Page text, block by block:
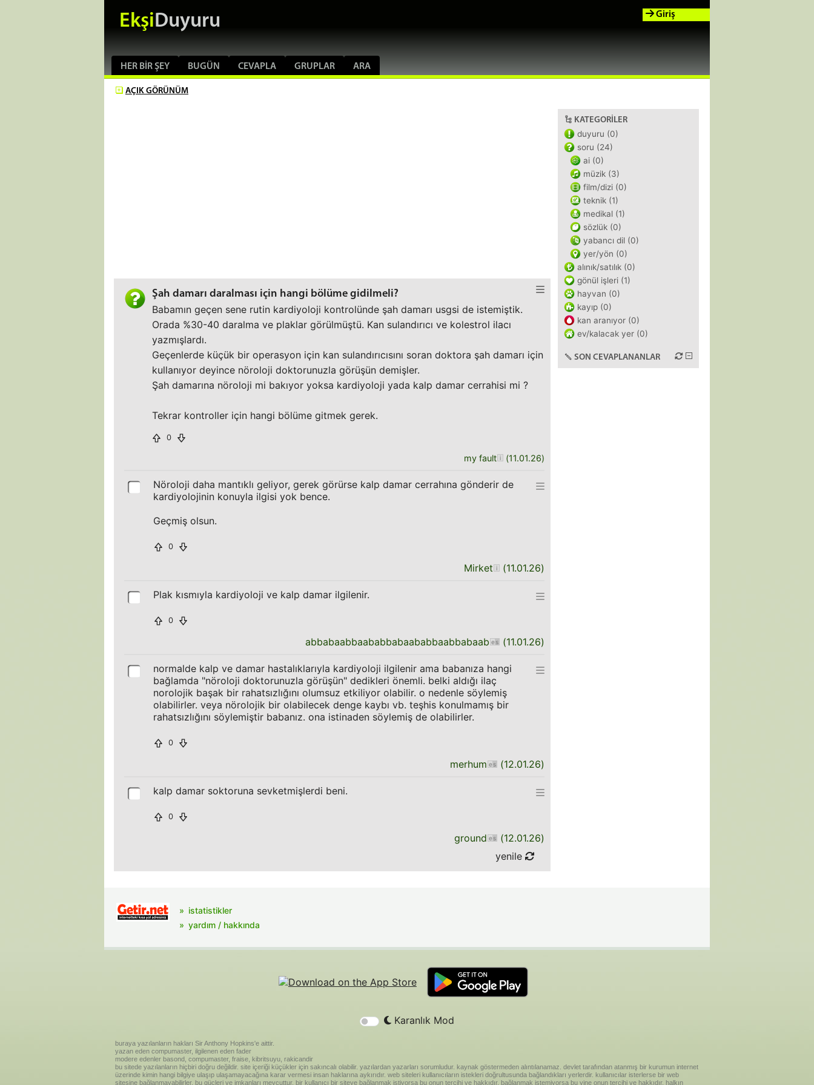
EkşiDuyuru
HER BIR ŞEY BUGÜN CEVAPLA GRUPLAR ARA
Giriş
AÇIK GÖRÜNÜM
Şah damarı daralması için hangi bölüme gidilmeli?
Babamın geçen sene rutin kardiyoloji kontrolünde şah damarı usgsi de istemiştik.
Orada %30-40 daralma ve plaklar görülmüştü. Kan sulandırıcı ve kolestrol ilacı
yazmışlardı.
Geçenlerde küçük bir operasyon için kan sulandırıcısını soran doktora şah damarı için
kullanıyor deyince nöroloji doktorunuzla görüşün demişler.
Şah damarına nöroloji mi bakıyor yoksa kardiyoloji yada kalp damar cerrahisi mi ?
Tekrar kontroller için hangi bölüme gitmek gerek.
0
my fault (11.01.26)
Nöroloji daha mantıklı geliyor, gerek görürse kalp damar cerrahına gönderir de
kardiyolojinin konuyla ilgisi yok bence.
Geçmiş olsun.
0
Mirket (11.01.26)
Plak kısmıyla kardiyoloji ve kalp damar ilgilenir.
0
abbabaabbaababbabaababbaabbabaab (11.01.26)
normalde kalp ve damar hastalıklarıyla kardiyoloji ilgilenir ama babanıza hangi
bağlamda "nöroloji doktorunuzla görüşün" dedikleri önemli. belki aldığı ilaç
norolojik başak bir rahatsızlığını olumsuz etkiliyor olabilir. o nedenle söylemiş
olabilirler. veya nörolojik bir olabilecek denge kaybı vb. teşhis konulmamış bir
rahatsızlığını söylemiştir babanız. ona istinaden söylemiş de olabilirler.
0
merhum (12.01.26)
kalp damar soktoruna sevketmişlerdi beni.
0
ground (12.01.26)
yenile
KATEGORILER
duyuru (0)
soru (24)
ai (0)
müzik (3)
film/dizi (0)
teknik (1)
medikal (1)
sözlük (0)
yabancı dil (0)
yer/yön (0)
alınık/satılık (0)
gönül işleri (1)
hayvan (0)
kayıp (0)
kan aranıyor (0)
ev/kalacak yer (0)
SON CEVAPLANANLAR
istatistikler
yardım / hakkında
Karanlık Mod
buraya yazılanların hakları Sir Anthony Hopkins'e aittir.
yazan eden compumaster, ilgilenen eden fader
modere edenler basond, compumaster, fraise, kibritsuyu, rakicandir
bu sitede yazılanların hiçbiri doğru değildir. site içeriği küçükler için sakıncalı olabilir. yazılardan yazarları sorumludur. kaynak göstermeden alıntılanamaz. devlet tarafından atanmış bir kurumun internet
üzerinde kimin hangi bilgiye ulaşıp ulaşamayacağına karar vermesi insan haklarına aykırıdır. web siteleri kullanıcıların istekleri doğrultusunda bağlandıkları yerlerdir. kullanıcılar isterlerse bir web
sitesine bağlanmayabilirler. bu güçleri ve imkanları mevcuttur. bir kullanıcı bir siteye bağlanmak istiyorsa bu onun tercihi ve hakkıdır. bağlanmak istemiyorsa bu yine onun tercihi ve hakkıdır. halkın